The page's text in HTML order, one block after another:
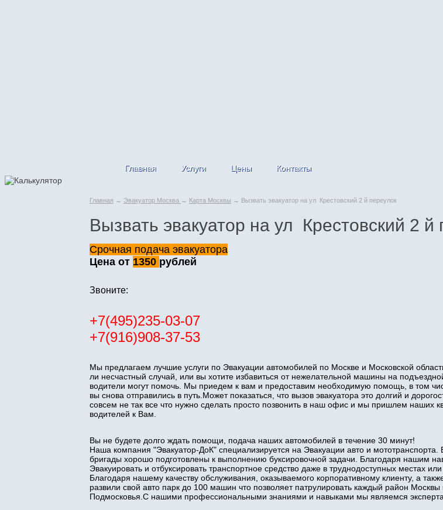
Главная Услуги Цены Контакты
Главная → Эвакуатор Москва → Карта Москвы → Вызвать эвакуатор на ул Крестовский 2 й переулок
Вызвать эвакуатор на ул Крестовский 2 й
Срочная подача эвакуатора
Цена от 1350 рублей
Звоните:
+7(495)235-03-07
+7(916)908-37-53
Мы предлагаем лучшие услуги по Эвакуации автомобилей по Москве и Московской
ли несчастный случай, или вы хотите избавиться от нежелательной машины на
водители могут помочь. Мы приедем к вам и предоставим необходимую помощь, в том
вы снова отправились в путь.Может показаться, что вызов эвакуатора это долгий и
совсем не так все что нужно сделать просто позвонить в наш офис и мы пришлем наших
водителей к Вам.
Вы не будете долго ждать помощи, подача наших автомобилей в течение 30 минут!
Наша компания "Эвакуатор-ДоК" специализируется на Эвакуации авто и
бригады хорошо подготовлены к выполнению буксировочной задачи. Благодаря нашим
Эвакуировать и отбуксировать транспортное средство даже в труднодоступных местах
Благодаря нашему качеству обслуживания, оказываемого корпоративному клиенту, а
развили свой авто парк до 100 машин что позволяет патрулировать каждый район
Подмосковья.С нашими профессиональными знаниями и навыками мы являемся